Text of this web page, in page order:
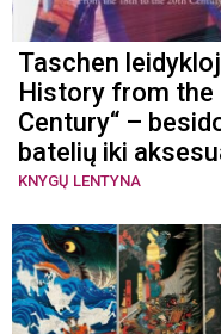
Taschen
History from
Century“ –
batelių iki
KNYGŲ LENTYNA